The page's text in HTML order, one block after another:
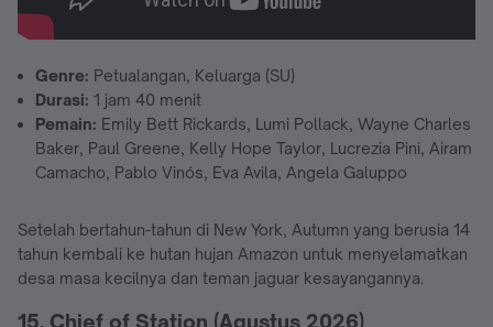
Genre: Petualangan, Keluarga (SU)
Durasi: 1 jam 40 menit
Pemain: Emily Bett Rickards, Lumi Pollack, Wayne Charles
Baker, Paul Greene, Kelly Hope Taylor, Lucrezia Pini, Airam
Camacho, Pablo Vinós, Eva Avila, Angela Galuppo
Setelah bertahun-tahun di New York, Autumn yang berusia 14
tahun kembali ke hutan hujan Amazon untuk menyelamatkan
desa masa kecilnya dan teman jaguar kesayangannya.
15. Chief of Station (Agustus 2026)